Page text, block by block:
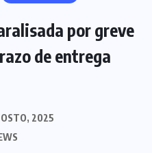
por greve
de entrega
2025